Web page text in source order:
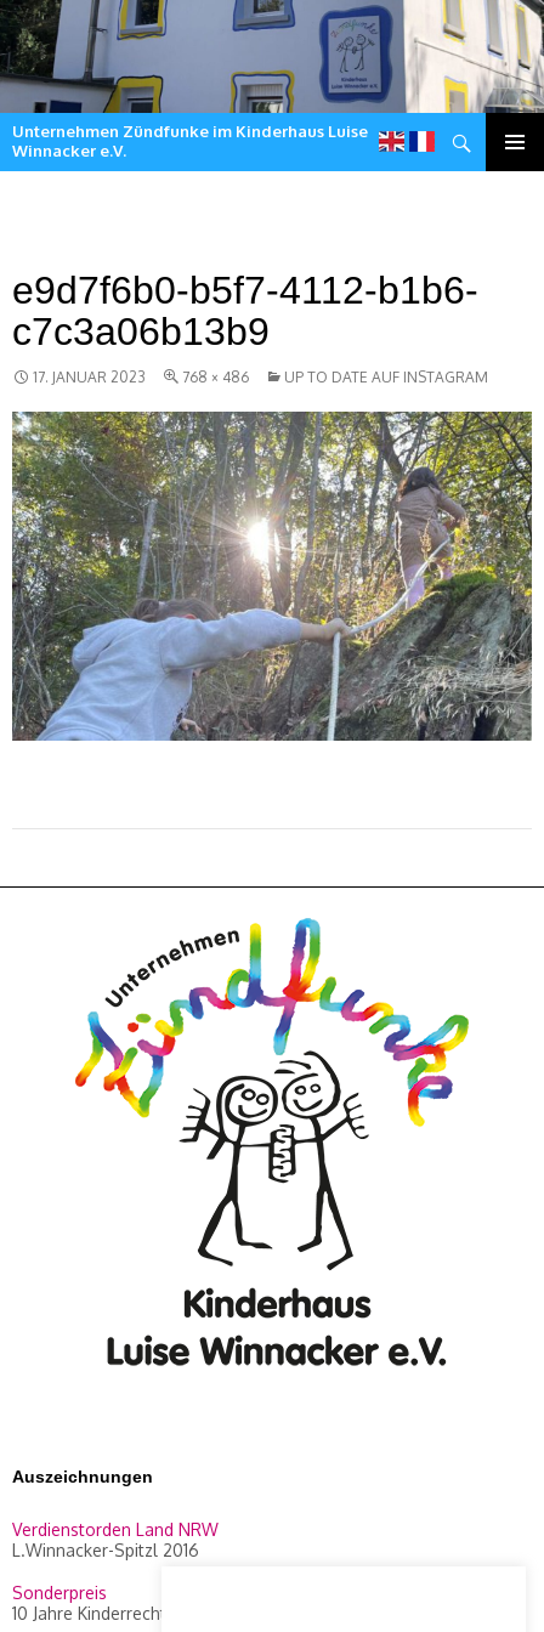
Unternehmen Zündfunke im Kinderhaus Luise
Winnacker e.V.
Suchen
e9d7f6b0-b5f7-4112-b1b6-
c7c3a06b13b9
17. JANUAR 2023 768 × 486 UP TO DATE AUF INSTAGRAM
Auszeichnungen
Verdienstorden Land NRW
L.Winnacker-Spitzl 2016
Sonderpreis
10 Jahre Kinderrechte Preis, WDR 2014